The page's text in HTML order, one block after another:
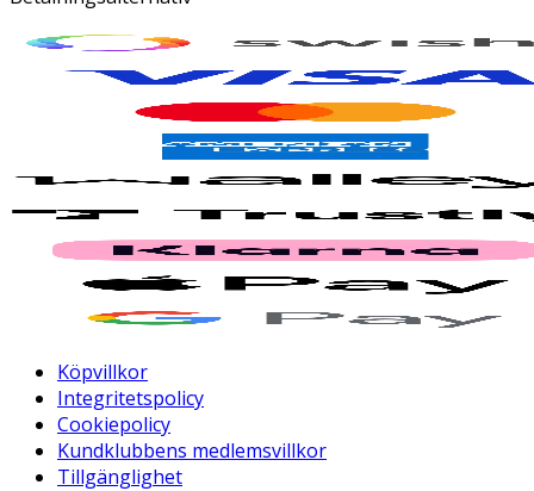
Köpvillkor
Integritetspolicy
Cookiepolicy
Kundklubbens medlemsvillkor
Tillgänglighet